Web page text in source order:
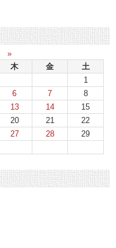
»
木 金
土
1
6 7
8
13 14
15
20 21
22
27 28
29